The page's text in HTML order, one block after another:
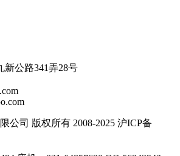
新公路341弄28号
公司 版权所有 2008-2025 沪ICP备